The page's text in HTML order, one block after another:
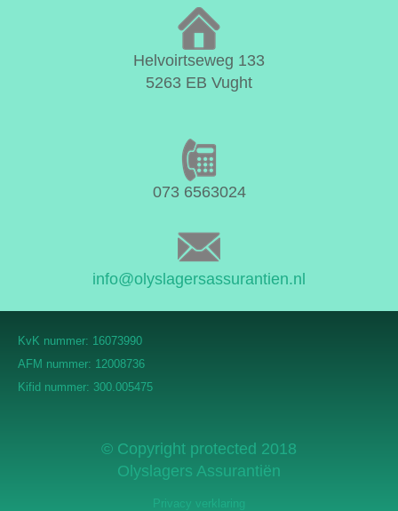
Helvoirtseweg 133
5263 EB Vught
073 6563024
info@olyslagersassurantien.nl
KvK nummer: 16073990
AFM nummer: 12008736
Kifid nummer: 300.005475
© Copyright protected 2018
Olyslagers Assurantiën
Privacy verklaring